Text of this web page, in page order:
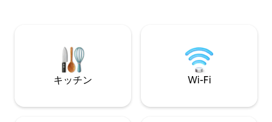
ツ、必需品が充実しており、自宅から離
れている間も自宅のようにくつろぐこと
ができます。 ホストのプロフィールをク
リックすると、さらに14件の素晴らしい
博物館 アトラン
ムアリーナ/CNN
パーク -GWCC -
ンサート会場（タ
キッチン Wi-Fi